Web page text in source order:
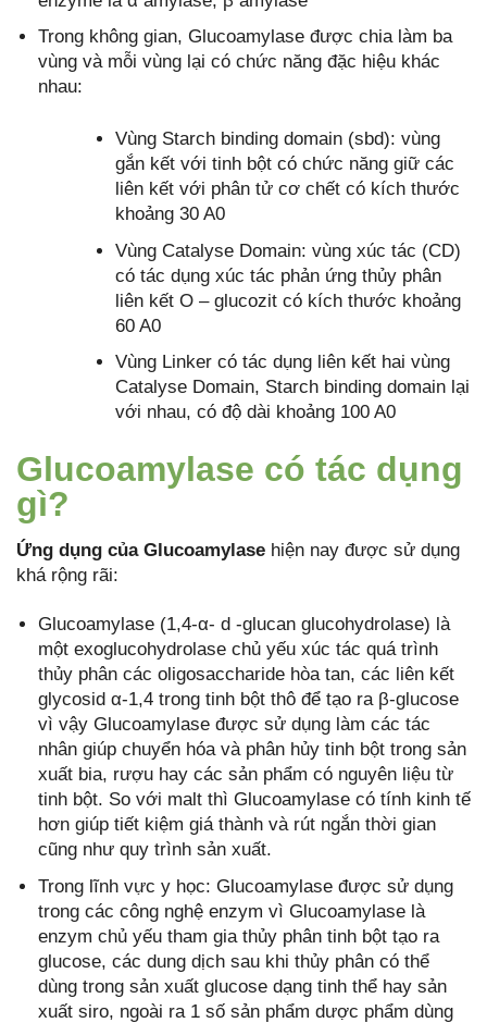
Trong không gian, Glucoamylase được chia làm ba
vùng và mỗi vùng lại có chức năng đặc hiệu khác
nhau:
Vùng Starch binding domain (sbd): vùng
gắn kết với tinh bột có chức năng giữ các
liên kết với phân tử cơ chết có kích thước
khoảng 30 A0
Vùng Catalyse Domain: vùng xúc tác (CD)
có tác dụng xúc tác phản ứng thủy phân
liên kết O – glucozit có kích thước khoảng
60 A0
Vùng Linker có tác dụng liên kết hai vùng
Catalyse Domain, Starch binding domain lại
với nhau, có độ dài khoảng 100 A0
Glucoamylase có tác dụng
gì?
Ứng dụng của Glucoamylase hiện nay được sử dụng
khá rộng rãi:
Glucoamylase (1,4-α- d -glucan glucohydrolase) là
một exoglucohydrolase chủ yếu xúc tác quá trình
thủy phân các oligosaccharide hòa tan, các liên kết
glycosid α-1,4 trong tinh bột thô để tạo ra β-glucose
vì vậy Glucoamylase được sử dụng làm các tác
nhân giúp chuyển hóa và phân hủy tinh bột trong sản
xuất bia, rượu hay các sản phẩm có nguyên liệu từ
tinh bột. So với malt thì Glucoamylase có tính kinh tế
hơn giúp tiết kiệm giá thành và rút ngắn thời gian
cũng như quy trình sản xuất.
Trong lĩnh vực y học: Glucoamylase được sử dụng
trong các công nghệ enzym vì Glucoamylase là
enzym chủ yếu tham gia thủy phân tinh bột tạo ra
glucose, các dung dịch sau khi thủy phân có thể
dùng trong sản xuất glucose dạng tinh thể hay sản
xuất siro, ngoài ra 1 số sản phẩm dược phẩm dùng